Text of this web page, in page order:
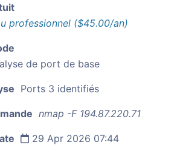
professionnel ($45.00/an)
de port de base
Ports 3 identifiés
nmap -F 194.87.220.71
29 Apr 2026 07:44